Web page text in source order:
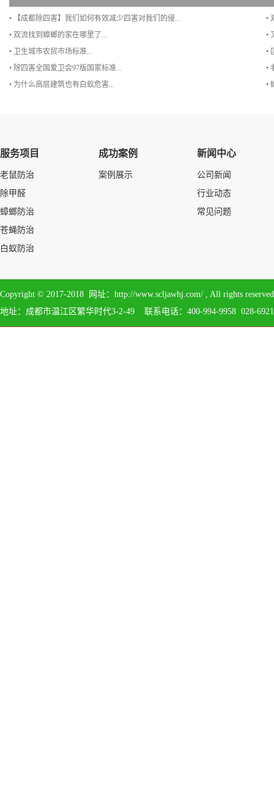
• 【成都除四害】我们如何有效减少四害对我们的侵...
•
• 双流找到蟑螂的家在哪里了...
•
• 卫生城市农贸市场标准...
•
• 除四害全国爱卫会97版国家标准...
•
• 为什么高层建筑也有白蚁危害...
•
服务项目
老鼠防治
除甲醛
蟑螂防治
苍蝇防治
白蚁防治
成功案例
案例展示
新闻中心
公司新闻
行业动态
常见问题
Copyright © 2017-2018 网址：http://www.scljawhj.com/ , All rights
地址：成都市温江区繁华时代3-2-49 联系电话：400-994-9958 028-